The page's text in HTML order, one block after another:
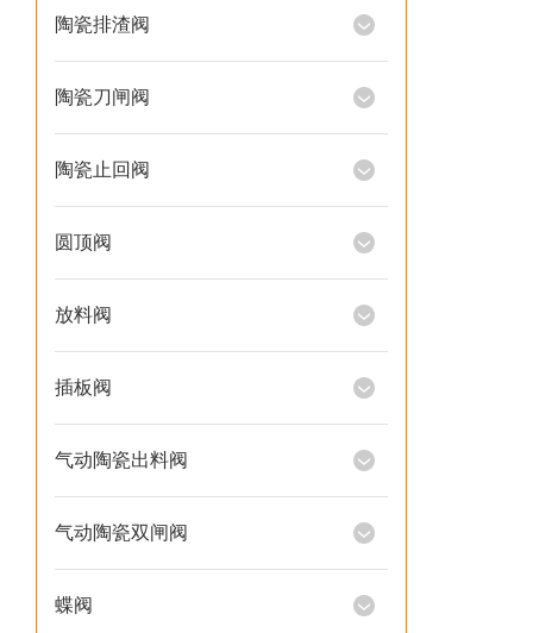
陶瓷排渣阀
陶瓷刀闸阀
陶瓷止回阀
圆顶阀
放料阀
插板阀
气动陶瓷出料阀
气动陶瓷双闸阀
蝶阀